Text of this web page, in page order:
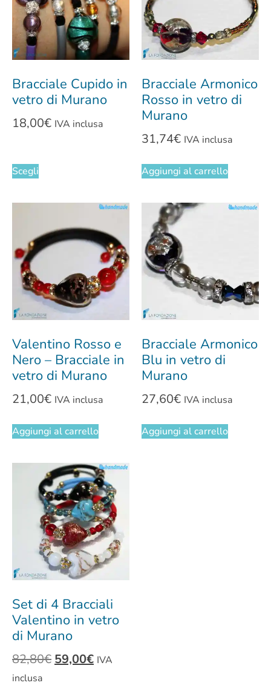
Bracciale Cupido in
vetro di Murano
18,00€ IVA inclusa
Scegli
Bracciale Armonico
Rosso in vetro di
Murano
31,74€ IVA inclusa
Aggiungi al carrello
Valentino Rosso e
Nero – Bracciale in
vetro di Murano
21,00€ IVA inclusa
Aggiungi al carrello
Bracciale Armonico
Blu in vetro di
Murano
27,60€ IVA inclusa
Aggiungi al carrello
Set di 4 Bracciali
Valentino in vetro
di Murano
82,80€ 59,00€ IVA
inclusa